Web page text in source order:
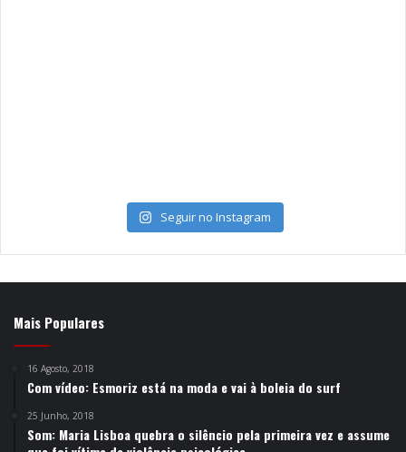
Seguir no Instagram
Mais Populares
16 Agosto, 2018
Com vídeo: Esmoriz está na moda e vai à boleia do surf
25 Junho, 2018
Som: Maria Lisboa quebra o silêncio pela primeira vez e assume